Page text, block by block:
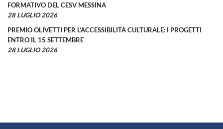
FORMATIVO DEL CESV MESSINA
28 LUGLIO 2026
PREMIO OLIVETTI PER L’ACCESSIBILITÀ CULTURALE: I PROGETTI
ENTRO IL 15 SETTEMBRE
28 LUGLIO 2026